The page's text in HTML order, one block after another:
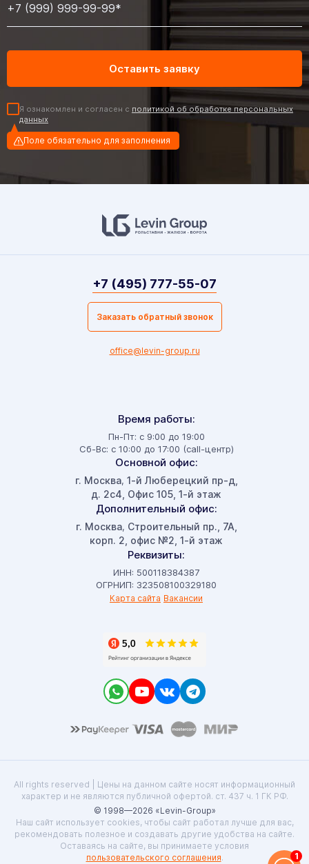
Я ознакомлен и согласен с политикой об обработке персональных
данных
Поле обязательно для заполнения
Время работы:
Пн-Пт: с 9:00 до 19:00
Сб-Вс: с 10:00 до 17:00 (call-центр)
Основной офис:
г. Москва, 1-й Люберецкий пр-д,
д. 2с4, Офис 105, 1-й этаж
Дополнительный офис:
г. Москва, Строительный пр., 7А,
корп. 2, офис №2, 1-й этаж
Реквизиты:
ИНН: 500118384387
ОГРНИП: 323508100329180
Карта сайта Вакансии
+7 (495) 777-55-07
Заказать обратный звонок
office@levin-group.ru
All rights reserved | Цены на данном сайте носят информационный
характер и не являются публичной офертой. ст. 437 ч. 1 ГК РФ.
© 1998—2026 «Levin-Group»
Наш сайт использует cookies, чтобы сайт работал лучше для вас,
рекомендовать полезное и создавать другие удобства на сайте.
Оставаясь на сайте, вы принимаете условия
пользовательского соглашения. 1